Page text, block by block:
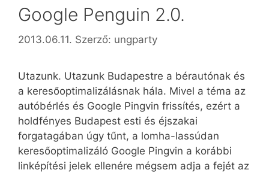
Google Penguin 2.0.
2013.06.11. Szerző: ungparty
Utazunk. Utazunk Budapestre a bérautónak és
a keresőoptimalizálásnak hála. Mivel a téma az
autóbérlés és Google Pingvin frissítés, ezért a
holdfényes Budapest esti és éjszakai
forgatagában úgy tűnt, a lomha-lassúdan
keresőoptimalizáló Google Pingvin a korábbi
linképítési jelek ellenére mégsem adja a fejét az